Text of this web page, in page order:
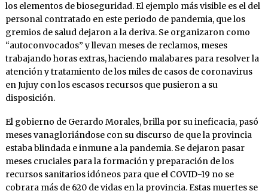
los elementos de bioseguridad. El ejemplo más visible es el del
personal contratado en este periodo de pandemia, que los
gremios de salud dejaron a la deriva. Se organizaron como
“autoconvocados” y llevan meses de reclamos, meses
trabajando horas extras, haciendo malabares para resolver la
atención y tratamiento de los miles de casos de coronavirus
en Jujuy con los escasos recursos que pusieron a su
disposición.
El gobierno de Gerardo Morales, brilla por su ineficacia, pasó
meses vanagloriándose con su discurso de que la provincia
estaba blindada e inmune a la pandemia. Se dejaron pasar
meses cruciales para la formación y preparación de los
recursos sanitarios idóneos para que el COVID-19 no se
cobrara más de 620 de vidas en la provincia. Estas muertes se